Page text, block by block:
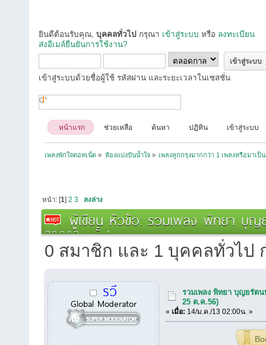
ยินดีต้อนรับคุณ, บุคคลทั่วไป กรุณา เข้าสู่ระบบ หรือ ลงทะเบียน
ส่งอีเมล์ยืนยันการใช้งาน?
เข้าสู่ระบบด้วยชื่อผู้ใช้ รหัสผ่าน และระยะเวลาในเซสชั่น
หน้าแรก ช่วยเหลือ ค้นหา ปฏิทิน เข้าสู่ระบบ
เพลงพักใจดอทเน็ต » ห้องแบ่งปันน้ำใจ» เพลงลูกกรุงมากกว่า 1 เพลงหรือมาเป็
หน้า: [1]2 3 ลงล่าง
ผู้เขียน หัวข้อ: รวมเพลง พิทยา บุญ
29083 ครั้ง)
0 สมาชิก และ 1 บุคคลทั่วไป
รวี
Global Moderator
รวมเพลง พิทยา บุญยรัต
25 ต.ค.56)
« เมื่อ: 14/ม.ค./13 02:00น. »